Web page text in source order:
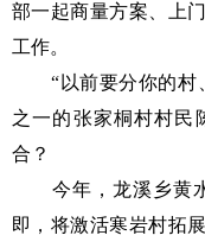
部一起商量方案、上
工作。
“以前要分你的村、
之一的张家桐村村民
合？
今年，龙溪乡黄水
即，将激活寒岩村拓